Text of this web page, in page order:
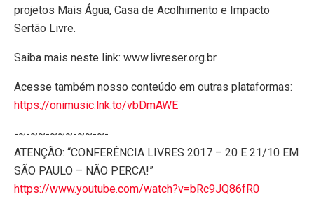
projetos Mais Água, Casa de Acolhimento e Impacto
Sertão Livre.
Saiba mais neste link: www.livreser.org.br
Acesse também nosso conteúdo em outras plataformas:
https://onimusic.lnk.to/vbDmAWE
-~-~~-~~~-~~-~-
ATENÇÃO: “CONFERÊNCIA LIVRES 2017 – 20 E 21/10 EM
SÃO PAULO – NÃO PERCA!”
https://www.youtube.com/watch?v=bRc9JQ86fR0